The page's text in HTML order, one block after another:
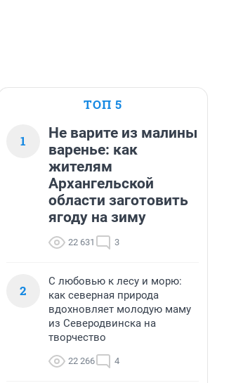
ТОП 5
1
Не варите из малины
варенье: как
жителям
Архангельской
области заготовить
ягоду на зиму
22 631 3
2
С любовью к лесу и морю:
как северная природа
вдохновляет молодую маму
из Северодвинска на
творчество
22 266 4